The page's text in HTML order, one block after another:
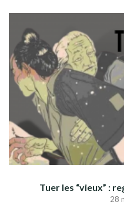
Tuer les “vieux” :
28